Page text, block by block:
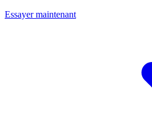
Essayer maintenant